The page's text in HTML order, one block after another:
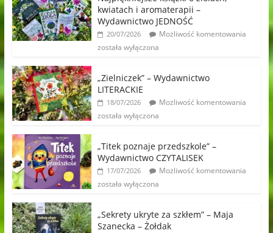
kwiatach i aromaterapii –
Wydawnictwo JEDNOŚĆ
20/07/2026
Możliwość komentowania
została wyłączona
„Zielniczek” – Wydawnictwo
LITERACKIE
18/07/2026
Możliwość komentowania
została wyłączona
„Titek poznaje przedszkole” –
Wydawnictwo CZYTALISEK
17/07/2026
Możliwość komentowania
została wyłączona
„Sekrety ukryte za szkłem” – Maja
Szanecka – Żołdak